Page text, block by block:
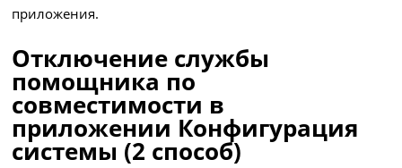
приложения.
Отключение службы
помощника по
совместимости в
приложении Конфигурация
системы (2 способ)